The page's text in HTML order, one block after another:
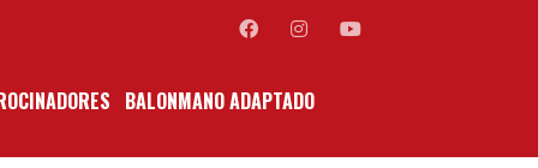
BALONMANO ADAPTADO